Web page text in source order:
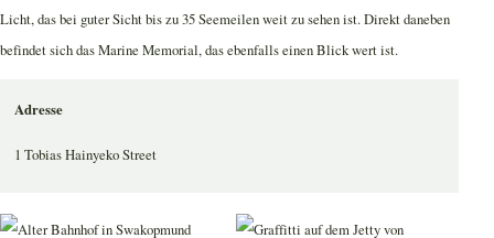
Licht, das bei guter Sicht bis zu 35 Seemeilen weit zu sehen ist. Direkt daneben
befindet sich das Marine Memorial, das ebenfalls einen Blick wert ist.
Adresse
1 Tobias Hainyeko Street